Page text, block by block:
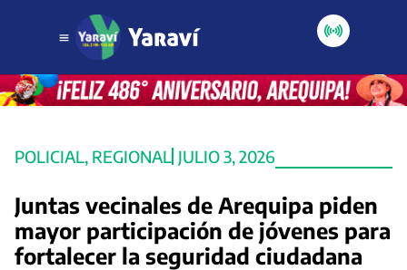
POLICIAL, REGIONAL JULIO 3, 2026
Juntas vecinales de Arequipa piden
mayor participación de jóvenes para
fortalecer la seguridad ciudadana